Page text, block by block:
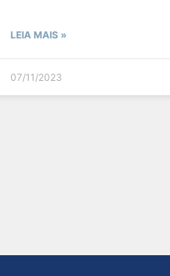
LEIA MAIS »
07/11/2023